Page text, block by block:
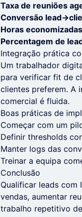
Taxa de reuniões
Conversão
Horas
Percentagem de
Integração prática
Um trabalhador
para verificar fit de
clientes preferem. A
comercial é fluida.
Boas práticas de
Começar com um
Definir thresholds
Manter logs das
Treinar a equipa
Conclusão
Qualificar leads
vendas, aumentar
trabalho repetitivo